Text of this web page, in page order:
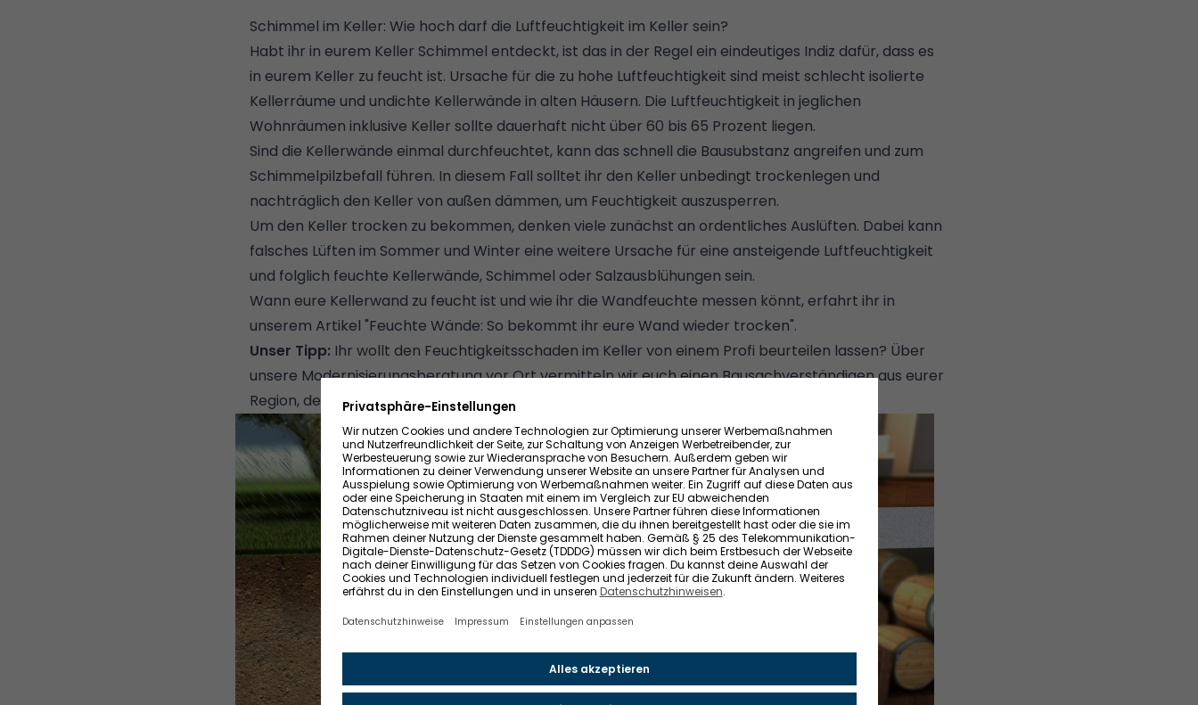
Schimmel im Keller: Wie hoch darf die Luftfeuchtigkeit im Keller sein?
Habt ihr in eurem Keller Schimmel entdeckt, ist das in der Regel ein eindeutiges Indiz dafür, dass es
in eurem Keller zu feucht ist. Ursache für die zu hohe Luftfeuchtigkeit sind meist schlecht isolierte
Kellerräume und undichte Kellerwände in alten Häusern. Die Luftfeuchtigkeit in jeglichen
Wohnräumen inklusive Keller sollte dauerhaft nicht über 60 bis 65 Prozent liegen.
Sind die Kellerwände einmal durchfeuchtet, kann das schnell die Bausubstanz angreifen und zum
Schimmelpilzbefall führen. In diesem Fall solltet ihr den Keller unbedingt trockenlegen und
nachträglich den Keller von außen dämmen, um Feuchtigkeit auszusperren.
Um den Keller trocken zu bekommen, denken viele zunächst an ordentliches Auslüften. Dabei kann
falsches Lüften im Sommer und Winter eine weitere Ursache für eine ansteigende Luftfeuchtigkeit
und folglich feuchte Kellerwände, Schimmel oder Salzausblühungen sein.
Wann eure Kellerwand zu feucht ist und wie ihr die Wandfeuchte messen könnt, erfahrt ihr in
unserem Artikel "Feuchte Wände: So bekommt ihr eure Wand wieder trocken".
Unser Tipp: Ihr wollt den Feuchtigkeitsschaden im Keller von einem Profi beurteilen lassen? Über
unsere Modernisierungsberatung vor Ortvermitteln wir euch einen Bausachverständigen aus eurer
Region, der euch über notwendige Maßnahmen informieren kann.